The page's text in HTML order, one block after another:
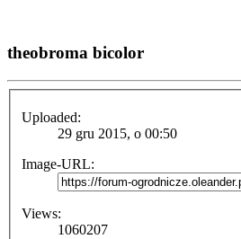
theobroma bicolor
Uploaded:
29 gru 2015, o 00:50
Image-URL:
Views:
1060207